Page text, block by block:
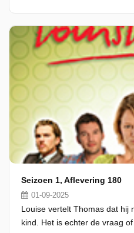
Seizoen 1, Aflevering 180
01-09-2025
Louise vertelt Thomas dat hij
kind. Het is echter de vraag